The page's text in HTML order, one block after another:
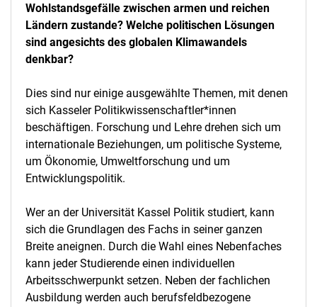
Wohlstandsgefälle zwischen armen und reichen
Ländern zustande? Welche politischen Lösungen
sind angesichts des globalen Klimawandels
denkbar?
Dies sind nur einige ausgewählte Themen, mit denen
sich Kasseler Politikwissenschaftler*innen
beschäftigen. Forschung und Lehre drehen sich um
internationale Beziehungen, um politische Systeme,
um Ökonomie, Umweltforschung und um
Entwicklungspolitik.
Wer an der Universität Kassel Politik studiert, kann
sich die Grundlagen des Fachs in seiner ganzen
Breite aneignen. Durch die Wahl eines Nebenfaches
kann jeder Studierende einen individuellen
Arbeitsschwerpunkt setzen. Neben der fachlichen
Ausbildung werden auch berufsfeldbezogene